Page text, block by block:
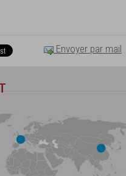
Envoyer par mail